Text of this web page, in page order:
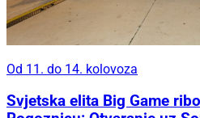
Od 11. do 14. kolovoza
Svjetska elita Big Game